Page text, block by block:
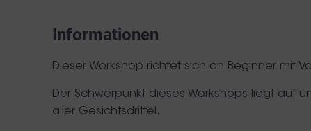
Informationen
Dieser Workshop richtet sich an Beginner mit
Der Schwerpunkt dieses Workshops liegt auf
aller Gesichtsdrittel.